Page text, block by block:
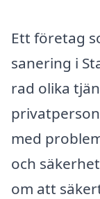
Ett företag
sanering i
rad olika
med
och
om att